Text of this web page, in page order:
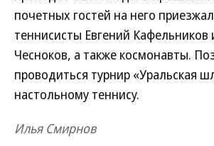
почетных гостей на него
теннисисты Евгений Кафельников
Чесноков, а также космонавты.
проводиться турнир «Уральская
настольному теннису.
Илья Смирнов